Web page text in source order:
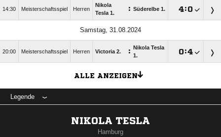
14:30 Meisterschaftsspiel Herren
Nikola
Tesla 1.
: Süderelbe 1. :
Samstag, 31.08.2024
20:00 Meisterschaftsspiel Herren Victoria 2. :
Nikola Tesla
1.
:
ALLE ANZEIGEN
Legende
NIKOLA TESLA
Hamburg